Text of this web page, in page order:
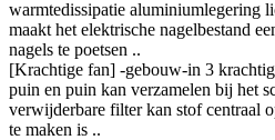
warmtedissipatie aluminiumlegering
maakt het elektrische nagelbestand
nagels te poetsen ..
[Krachtige fan] -gebouw-in 3
puin en puin kan verzamelen bij het
verwijderbare filter kan stof centraal
te maken is ..